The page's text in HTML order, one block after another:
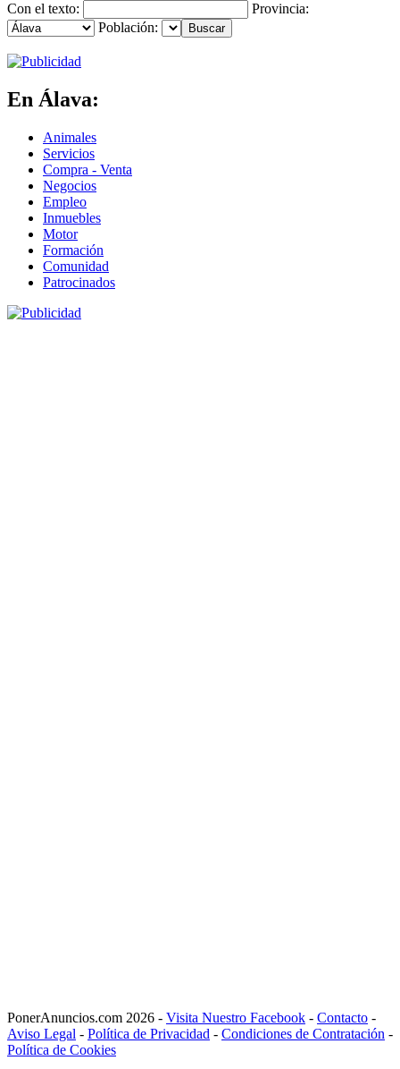
Con el texto:
Provincia:
Población:
En Álava:
Animales
Servicios
Compra - Venta
Negocios
Empleo
Inmuebles
Motor
Formación
Comunidad
Patrocinados
PonerAnuncios.com 2026 - Visita Nuestro Facebook - Contacto -
Aviso Legal - Política de Privacidad - Condiciones de Contratación -
Política de Cookies